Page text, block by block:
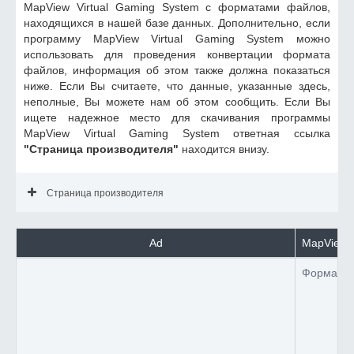
MapView Virtual Gaming System с форматами файлов,
находящихся в нашей базе данных. Дополнительно, если
программу MapView Virtual Gaming System можно
использовать для проведения конвертации формата
файлов, информация об этом также должна показаться
ниже. Если Вы считаете, что данные, указанные здесь,
неполные, Вы можете нам об этом сообщить. Если Вы
ищете надежное место для скачивания программы
MapView Virtual Gaming System ответная ссылка
"Страница производителя" находится внизу.
Страница производителя
Ad MapView
Формат